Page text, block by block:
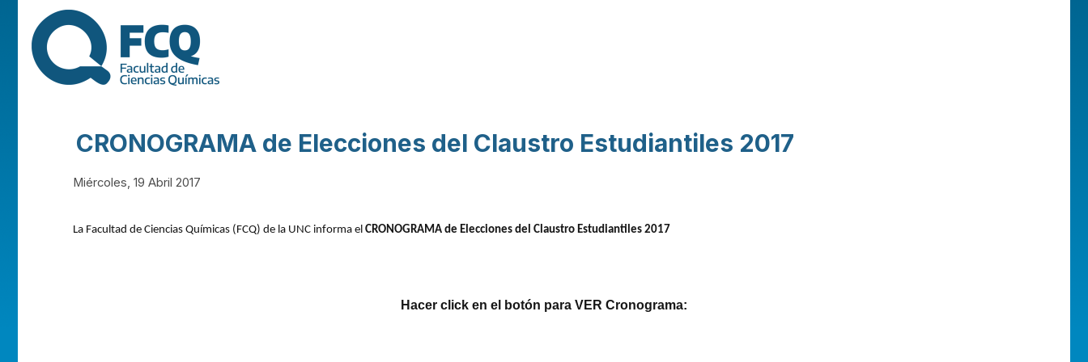
FACULTAD DE
CIENCIAS
QUÍMICAS DE
UNIVERSIDAD
CRONOGRAMA de Elecciones del Claustro Estudiantiles 2017
Miércoles, 19 Abril 2017
La Facultad de Ciencias Químicas (FCQ) de la UNC informa el CRONOGRAMA de Elecciones del Claustro Estudiantiles 2017
Hacer click en el botón para VER Cronograma: